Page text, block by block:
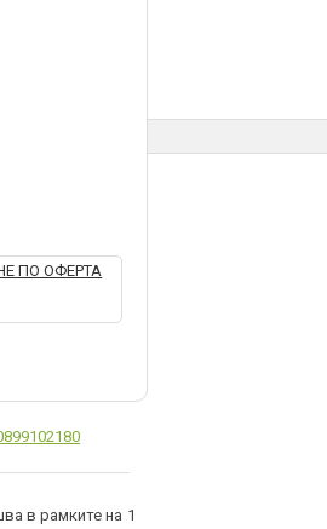
ПО ОФЕРТА
в рамките на 1